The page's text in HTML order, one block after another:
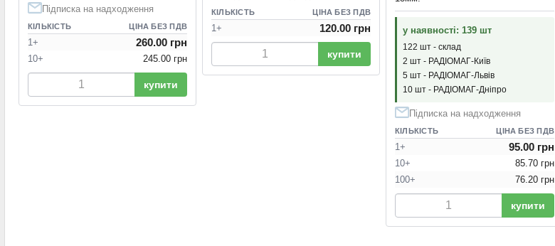
Підписка на надходження
КІЛЬКІСТЬ ЦІНА БЕЗ ПДВ
1+ 260.00 грн
10+ 245.00 грн
купити
КІЛЬКІСТЬ ЦІНА БЕЗ ПДВ
1+ 120.00 грн
купити
у наявності: 139 шт
122 шт - склад
2 шт - РАДІОМАГ-Київ
5 шт - РАДІОМАГ-Львів
10 шт - РАДІОМАГ-Дніпро
Підписка на надходження
КІЛЬКІСТЬ ЦІНА БЕЗ ПДВ
1+ 95.00 грн
10+
85.70 грн
100+
76.20 грн
купити